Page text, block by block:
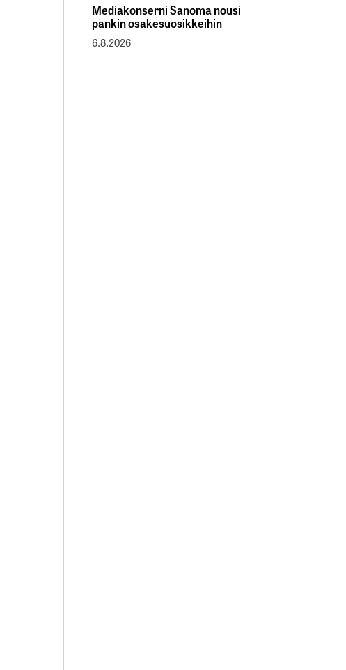
Mediakonserni Sanoma nousi
pankin osakesuosikkeihin
6.8.2026